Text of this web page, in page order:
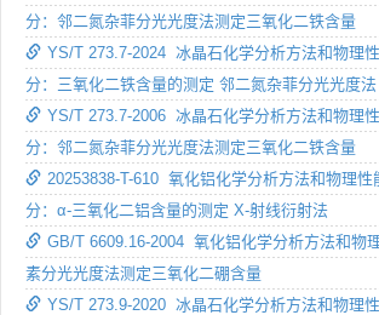
分：邻二氮杂菲分光光度法测定三氧化二铁含量
YS/T 273.7-2024 冰晶石化学分析方法和物理
分：三氧化二铁含量的测定 邻二氮杂菲分光光度法
YS/T 273.7-2006 冰晶石化学分析方法和物理
分：邻二氮杂菲分光光度法测定三氧化二铁含量
20253838-T-610 氧化铝化学分析方法和物理性
分：α-三氧化二铝含量的测定 X-射线衍射法
GB/T 6609.16-2004 氧化铝化学分析方法和物
素分光光度法测定三氧化二硼含量
YS/T 273.9-2020 冰晶石化学分析方法和物理